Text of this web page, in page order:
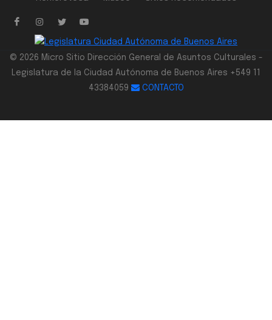
© 2026 Micro Sitio Dirección General de Asuntos Culturales -
Legislatura de la Ciudad Autónoma de Buenos Aires +549 11
43384059
CONTACTO